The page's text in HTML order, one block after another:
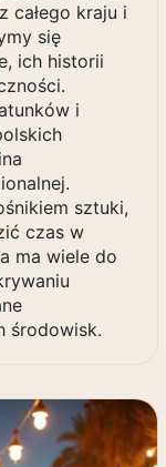
całego kraju i
się
ich historii
i
sztuki,
czas w
ma wiele do
środowisk.